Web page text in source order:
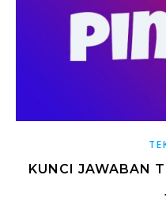
KUNCI JAWABAN